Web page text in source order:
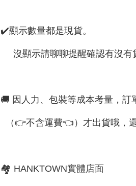
✔️顯示數量都是現貨。
沒顯示請聊聊提醒確認有沒有
🚚 因人力、包裝等成本考量，訂
（👉不含運費👈）才出貨哦，
🏘 HANKTOWN實體店面